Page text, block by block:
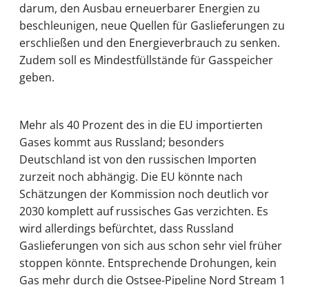
darum, den Ausbau erneuerbarer Energien zu
beschleunigen, neue Quellen für Gaslieferungen zu
erschließen und den Energieverbrauch zu senken.
Zudem soll es Mindestfüllstände für Gasspeicher
geben.
Mehr als 40 Prozent des in die EU importierten
Gases kommt aus Russland; besonders
Deutschland ist von den russischen Importen
zurzeit noch abhängig. Die EU könnte nach
Schätzungen der Kommission noch deutlich vor
2030 komplett auf russisches Gas verzichten. Es
wird allerdings befürchtet, dass Russland
Gaslieferungen von sich aus schon sehr viel früher
stoppen könnte. Entsprechende Drohungen, kein
Gas mehr durch die Ostsee-Pipeline Nord Stream 1